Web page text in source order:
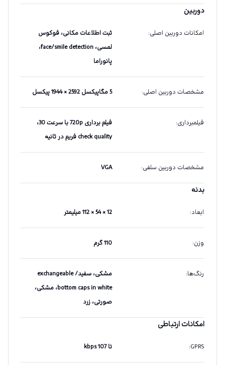
دوربین
امکانات دوربین اصلی:
ثبت اطلاعات مکانی، فوکوس
لمسی، face/smile detection،
پانوراما
مشخصات دوربین اصلی: 5 مگاپیکسل 2592 × 1944 پیکسل
فیلمبرداری:
فیلم برداری 720p با سرعت 30،
check quality فریم در ثانیه
مشخصات دوربین سلفی:
VGA
بدنه
ابعاد: 12 × 54 × 112 میلیمتر
وزن: 110 گرم
رنگ‌ها:
مشکی، سفید/ exchangeable
bottom caps in white، مشکی،
صورتی، زرد
امکانات ارتباطی
GPRS
: تا 107 kbps